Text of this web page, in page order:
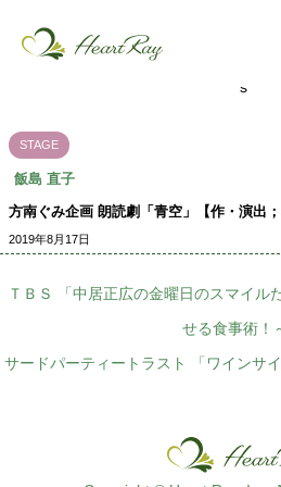
s
STAGE
飯島 直子
方南ぐみ企画 朗読劇「青空」【作・演出
2019年8月17日
ＴＢＳ 「中居正広の金曜日のスマイル
せる食事術！
サードパーティートラスト 「ワインサイ